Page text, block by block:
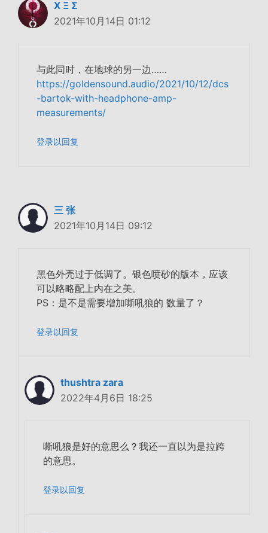
Χ Ξ Σ
2021年10月14日 01:12
与此同时，在地球的另一边……
https://goldensound.audio/2021/10/12/dcs
-bartok-with-headphone-amp-
measurements/
登录以回复
三 张
2021年10月14日 09:12
黑色外壳过于低调了。银色喷砂的版本，应该
可以略略配上内在之美。
PS：是不是需要增加嘶吼狼的 数量了？
登录以回复
thushtra zara
2022年4月6日 18:25
嘶吼狼是好的意思么？我还一直以为是拉跨
的意思。
登录以回复